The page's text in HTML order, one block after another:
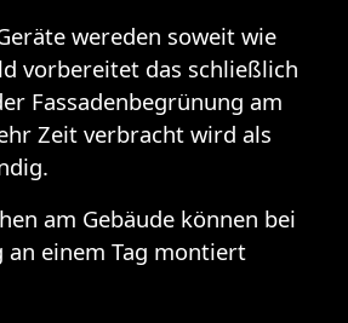
wereden soweit wie
vorbereitet das schließlich
Fassadenbegrünung am
Zeit verbracht wird als
am Gebäude können bei
einem Tag montiert